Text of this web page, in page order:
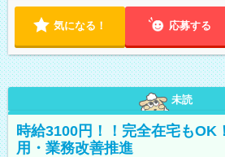
気になる！ 応募する
未読
時給3100円！！完全在宅もOK
用・業務改善推進